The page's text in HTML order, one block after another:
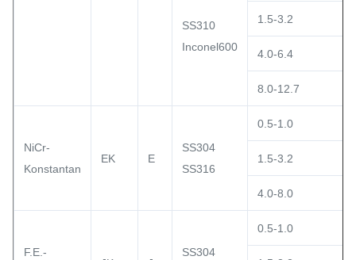
SS310
Inconel600
1.5-3.2
4.0-6.4
8.0-12.7
NiCr-
Konstantan
EK E
SS304
SS316
0.5-1.0
1.5-3.2
4.0-8.0
F.E.-
SS304
0.5-1.0